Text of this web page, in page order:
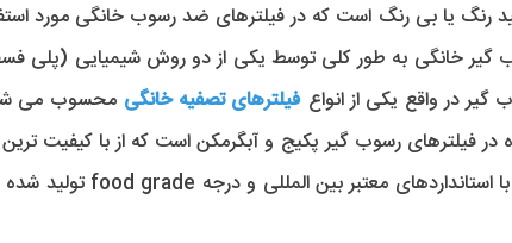
در واقع یکی از انواع فیلترهای تصفیه خانگی محسوب می
فیلترهای رسوب گیر پکیج و آبگرمکن است که از با کیفیت ترین